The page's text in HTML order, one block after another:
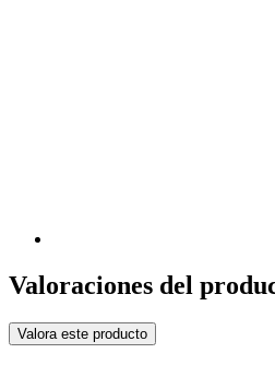
Valoraciones del
Valora este producto